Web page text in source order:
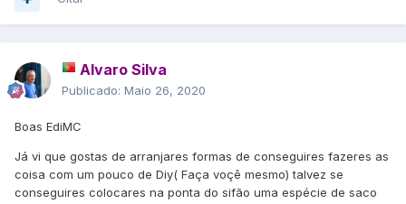
Alvaro Silva
Publicado: Maio 26, 2020
Boas EdiMC
Já vi que gostas de arranjares formas de conseguires fazeres as
coisa com um pouco de Diy( Faça voçê mesmo) talvez se
conseguires colocares na ponta do sifão uma espécie de saco